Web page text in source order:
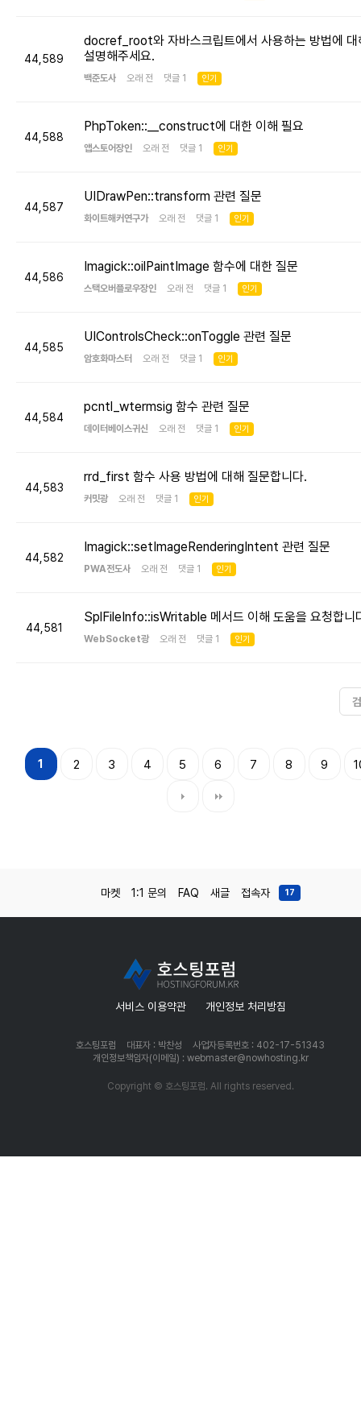
44,589
docref_root와 자바스크립트에서 사용하는 방법에 대
설명해주세요.
백준도사 오래 전 댓글 1 인기
44,588
PhpToken::__construct에 대한 이해 필요
앱스토어장인 오래 전 댓글 1 인기
44,587
UIDrawPen::transform 관련 질문
화이트해커연구가 오래 전 댓글 1 인기
44,586
Imagick::oilPaintImage 함수에 대한 질문
스택오버플로우장인 오래 전 댓글 1 인기
44,585
UIControlsCheck::onToggle 관련 질문
암호화마스터 오래 전 댓글 1 인기
44,584
pcntl_wtermsig 함수 관련 질문
데이터베이스귀신 오래 전 댓글 1 인기
44,583
rrd_first 함수 사용 방법에 대해 질문합니다.
커밋광 오래 전 댓글 1 인기
44,582
Imagick::setImageRenderingIntent 관련 질문
PWA전도사 오래 전 댓글 1 인기
44,581
SplFileInfo::isWritable 메서드 이해 도움을 요청합니
WebSocket광 오래 전 댓글 1 인기
1 2 3 4 5 6 7 8 9
마켓 1:1 문의 FAQ 새글 접속자 17
서비스 이용약관 개인정보 처리방침
호스팅포럼 대표자 : 박찬성
사업자등록번호 : 402-17-51343
개인정보책임자(이메일) : webmaster@nowhosting.kr
Copyright © 호스팅포럼. All rights reserved.